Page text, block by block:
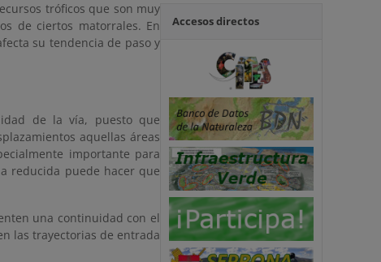
tróficos que son muy
de ciertos matorrales. En
su tendencia de paso y
de la vía, puesto que
aquellas áreas
importante para
reducida puede hacer que
una continuidad con el
las trayectorias de entrada
Accesos directos